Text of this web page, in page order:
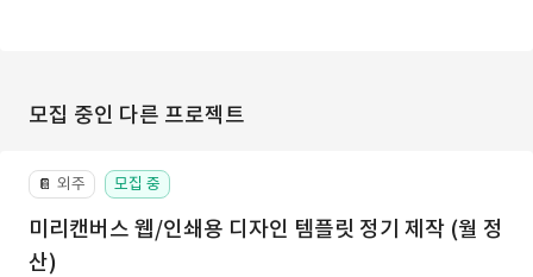
모집 중인 다른 프로젝트
📔 외주 모집 중
미리캔버스 웹/인쇄용 디자인 템플릿 정기 제작 (월 정
산)